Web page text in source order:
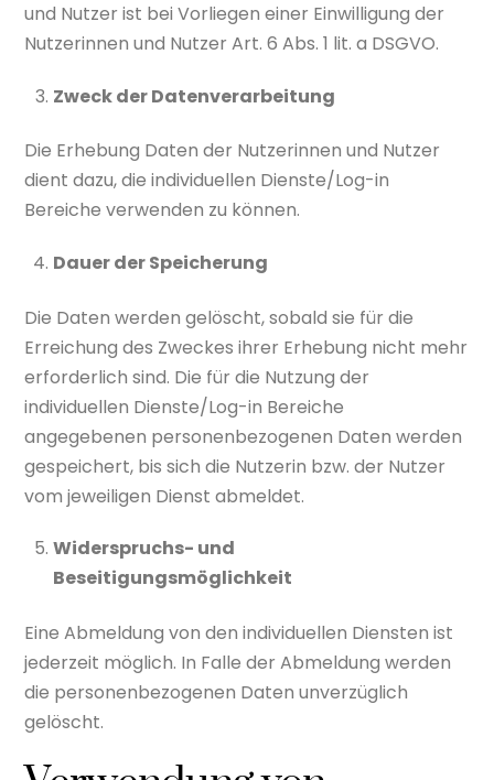
und Nutzer ist bei Vorliegen einer Einwilligung der
Nutzerinnen und Nutzer Art. 6 Abs. 1 lit. a DSGVO.
Zweck der Datenverarbeitung
Die Erhebung Daten der Nutzerinnen und Nutzer
dient dazu, die individuellen Dienste/Log-in
Bereiche verwenden zu können.
Dauer der Speicherung
Die Daten werden gelöscht, sobald sie für die
Erreichung des Zweckes ihrer Erhebung nicht mehr
erforderlich sind. Die für die Nutzung der
individuellen Dienste/Log-in Bereiche
angegebenen personenbezogenen Daten werden
gespeichert, bis sich die Nutzerin bzw. der Nutzer
vom jeweiligen Dienst abmeldet.
Widerspruchs- und
Beseitigungsmöglichkeit
Eine Abmeldung von den individuellen Diensten ist
jederzeit möglich. In Falle der Abmeldung werden
die personenbezogenen Daten unverzüglich
gelöscht.